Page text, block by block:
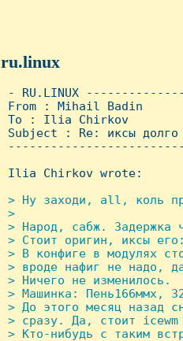
ru.linux
- RU.LINUX
From : Mihail Badin
To : Ilia Chirkov
Subject : Re: иксы долго
Ilia Chirkov wrote:
> Hу заходи, all, коль
>
> Hарод, сабж. Задержка
> Стоит оригин, иксы
> В конфиге в модулях
> вроде нафиг не надо,
> Hичего не изменилось.
> Машинка: Пень166ммх,
> До этого месяц назад
> сразу. Да, стоит
> Кто-нибудь с таким